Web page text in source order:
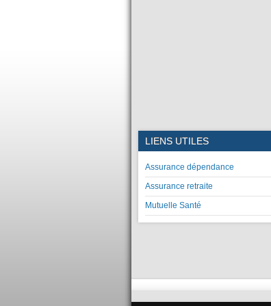
LIENS UTILES
Assurance dépendance
Assurance retraite
Mutuelle Santé